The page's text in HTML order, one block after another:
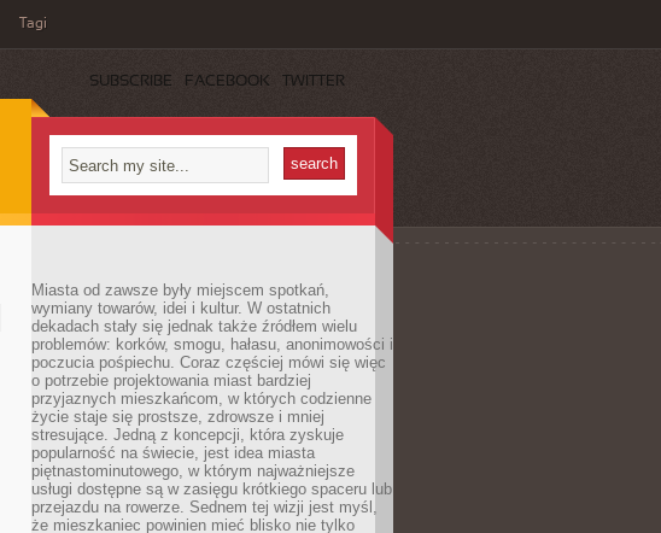
Tagi
SUBSCRIBE FACEBOOK TWITTER
Miasta od zawsze były miejscem spotkań,
wymiany towarów, idei i kultur. W ostatnich
dekadach stały się jednak także źródłem wielu
problemów: korków, smogu, hałasu, anonimowości i
poczucia pośpiechu. Coraz częściej mówi się więc
o potrzebie projektowania miast bardziej
przyjaznych mieszkańcom, w których codzienne
życie staje się prostsze, zdrowsze i mniej
stresujące. Jedną z koncepcji, która zyskuje
popularność na świecie, jest idea miasta
piętnastominutowego, w którym najważniejsze
usługi dostępne są w zasięgu krótkiego spaceru lub
przejazdu na rowerze. Sednem tej wizji jest myśl,
że mieszkaniec powinien mieć blisko nie tylko